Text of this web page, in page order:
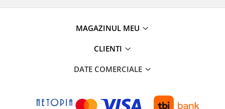
MAGAZINUL MEU
CLIENTI
DATE COMERCIALE